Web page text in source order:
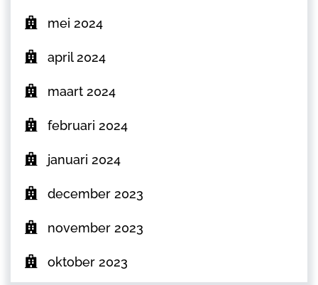
mei 2024
april 2024
maart 2024
februari 2024
januari 2024
december 2023
november 2023
oktober 2023